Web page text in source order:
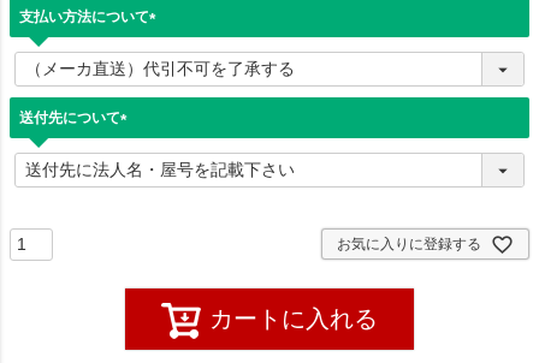
支払い方法について
必
須
送付先について
必
須
お気に入りに登録する
カートに入れる